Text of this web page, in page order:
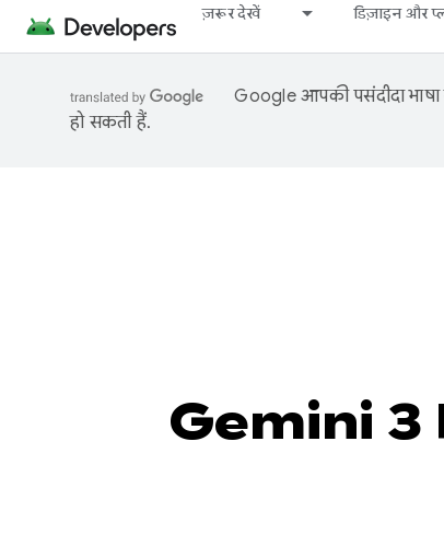
ज़रूर देखें डिज़ाइन और
Google आपकी पसंदीदा
हो सकती हैं.
Gemini 3